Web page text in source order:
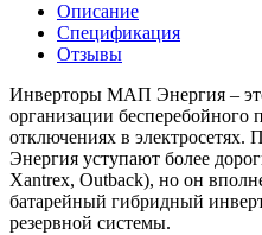
Описание
Спецификация
Отзывы
Инверторы МАП Энергия –
организации
отключениях в
Энергия уступают более
Xantrex, Outback), но он
батарейный гибридный
резервной системы.